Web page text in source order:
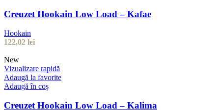
Creuzet Hookain Low Load – Kafae
Hookain
122,02 lei
New
Vizualizare rapidă
Adaugă la favorite
Adaugă în coș
Creuzet Hookain Low Load – Kalima